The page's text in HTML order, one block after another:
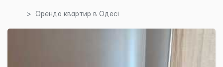
Оренда квартир в Одесі